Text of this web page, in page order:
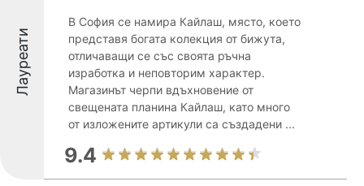
Лауреати
В София се намира Кайлаш, място, което
представя богата колекция от бижута,
отличаващи се със своята ръчна
изработка и неповторим характер.
Магазинът черпи вдъхновение от
свещената планина Кайлаш, като много
от изложените артикули са създадени ...
9.4